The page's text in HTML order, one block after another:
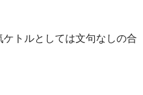
トルとしては文句なしの合